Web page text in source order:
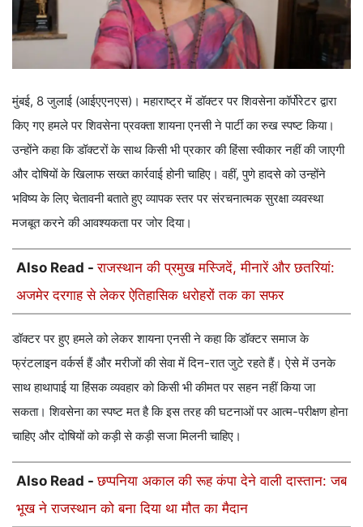
मुंबई, 8 जुलाई (आईएएनएस)। महाराष्ट्र में डॉक्टर पर शिवसेना कॉर्पोरेटर द्वारा
किए गए हमले पर शिवसेना प्रवक्ता शायना एनसी ने पार्टी का रुख स्पष्ट किया।
उन्होंने कहा कि डॉक्टरों के साथ किसी भी प्रकार की हिंसा स्वीकार नहीं की जाएगी
और दोषियों के खिलाफ सख्त कार्रवाई होनी चाहिए। वहीं, पुणे हादसे को उन्होंने
भविष्य के लिए चेतावनी बताते हुए व्यापक स्तर पर संरचनात्मक सुरक्षा व्यवस्था
मजबूत करने की आवश्यकता पर जोर दिया।
Also Read -राजस्थान की प्रमुख मस्जिदें, मीनारें और छतरियां:
अजमेर दरगाह से लेकर ऐतिहासिक धरोहरों तक का सफर
डॉक्टर पर हुए हमले को लेकर शायना एनसी ने कहा कि डॉक्टर समाज के
फ्रंटलाइन वर्कर्स हैं और मरीजों की सेवा में दिन-रात जुटे रहते हैं। ऐसे में उनके
साथ हाथापाई या हिंसक व्यवहार को किसी भी कीमत पर सहन नहीं किया जा
सकता। शिवसेना का स्पष्ट मत है कि इस तरह की घटनाओं पर आत्म-परीक्षण होना
चाहिए और दोषियों को कड़ी से कड़ी सजा मिलनी चाहिए।
Also Read -छप्पनिया अकाल की रूह कंपा देने वाली दास्तान: जब
भूख ने राजस्थान को बना दिया था मौत का मैदान